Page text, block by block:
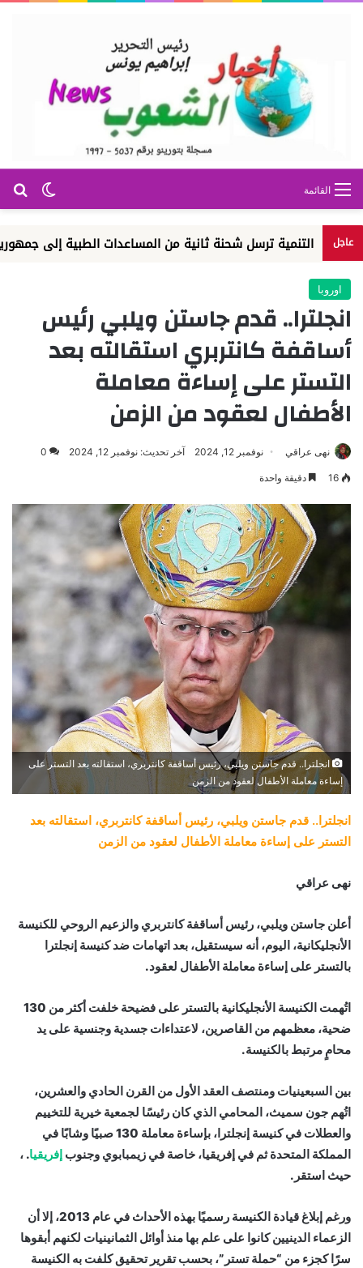
الوضع القائمة
عاجل ترسل شحنة ثانية من المساعدات الطبية إلى جمهورية
اوروبا
انجلترا.. قدم جاستن ويلبي رئيس
أساقفة كانتربري استقالته بعد
التستر على إساءة معاملة
الأطفال لعقود من الزمن
نهى عراقي نوفمبر 12, 2024 آخر تحديث: نوفمبر 12, 2024 0
16 دقيقة واحدة
انجلترا.. قدم جاستن ويلبي، رئيس أساقفة كانتربري، استقالته بعد التستر على
إساءة معاملة الأطفال لعقود من الزمن
انجلترا.. قدم جاستن ويلبي، رئيس أساقفة كانتربري، استقالته بعد
التستر على إساءة معاملة الأطفال لعقود من الزمن
نهى عراقي
أعلن جاستن ويلبي، رئيس أساقفة كانتربري والزعيم الروحي للكنيسة
الأنجليكانية، اليوم، أنه سيستقيل، بعد اتهامات ضد كنيسة إنجلترا
بالتستر على إساءة معاملة الأطفال لعقود.
اتُهمت الكنيسة الأنجليكانية بالتستر على فضيحة خلفت أكثر من 130
ضحية، معظمهم من القاصرين، لاعتداءات جسدية وجنسية على يد
محامٍ مرتبط بالكنيسة.
بين السبعينيات ومنتصف العقد الأول من القرن الحادي والعشرين،
اتُهم جون سميث، المحامي الذي كان رئيسًا لجمعية خيرية للتخييم
والعطلات في كنيسة إنجلترا، بإساءة معاملة 130 صبيًا وشابًا في
المملكة المتحدة ثم في إفريقيا، خاصة في زيمبابوي وجنوب إفريقيا. ،
حيث استقر.
ورغم إبلاغ قيادة الكنيسة رسميًا بهذه الأحداث في عام 2013، إلا أن
الزعماء الدينيين كانوا على علم بها منذ أوائل الثمانينيات لكنهم أبقوها
سرًا كجزء من “حملة تستر”، بحسب تقرير تحقيق كلفت به الكنيسة